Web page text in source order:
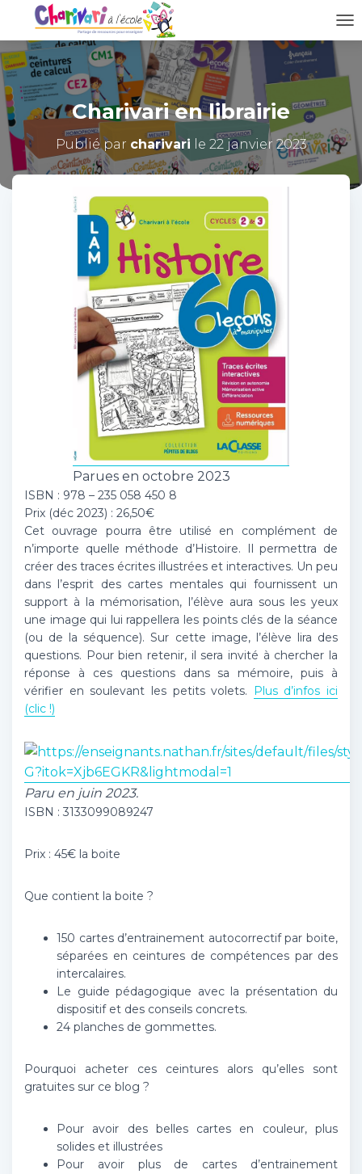
L
E
L
A
A
Charivari en librairie
Publié par charivari le 22 janvier 2023
Parues en octobre 2023
ISBN : 978 – 235 058 450 8
Prix (déc 2023) : 26,50€
Cet ouvrage pourra être utilisé en complément de
n’importe quelle méthode d’Histoire. Il permettra de
créer des traces écrites illustrées et interactives. Un peu
dans l’esprit des cartes mentales qui fournissent un
support à la mémorisation, l’élève aura sous les yeux
une image qui lui rappellera les points clés de la séance
(ou de la séquence). Sur cette image, l’élève lira des
questions. Pour bien retenir, il sera invité à chercher la
réponse à ces questions dans sa mémoire, puis à
vérifier en soulevant les petits volets. Plus d’infos ici
(clic !)
Paru en juin 2023.
ISBN : 3133099089247
Prix : 45€ la boite
Que contient la boite ?
150 cartes d’entrainement autocorrectif par boite,
séparées en ceintures de compétences par des
intercalaires.
Le guide pédagogique avec la présentation du
dispositif et des conseils concrets.
24 planches de gommettes.
Pourquoi acheter ces ceintures alors qu’elles sont
gratuites sur ce blog ?
Pour avoir des belles cartes en couleur, plus
solides et illustrées
Pour avoir plus de cartes d’entrainement